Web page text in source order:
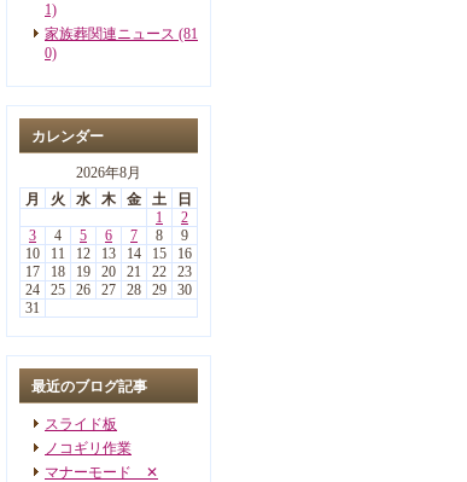
1)
家族葬関連ニュース (81
0)
カレンダー
2026年8月
月
火 水 木 金 土
日
1
2
3
4 5 6 7 8
9
10
11 12 13 14 15
16
17
18 19 20 21 22
23
24
25 26 27 28 29
30
31
最近のブログ記事
スライド板
ノコギリ作業
マナーモード ✕